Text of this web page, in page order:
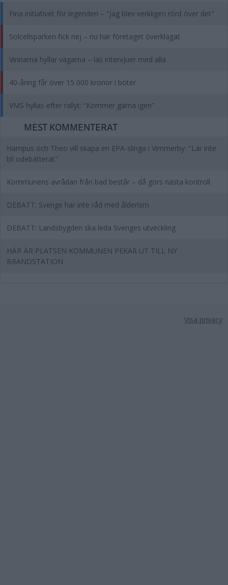
Fina initiativet för legenden – "Jag blev verkligen rörd över det"
Solcellsparken fick nej – nu har företaget överklagat
Vinnarna hyllar vägarna – läs intervjuer med alla
40-åring får över 15 000 kronor i böter
VMS hyllas efter rallyt: “Kommer gärna igen”
MEST KOMMENTERAT
Hampus och Theo vill skapa en EPA-slinga i Vimmerby: "Lär inte
bli odebatterat"
Kommunens avrådan från bad består – då görs nästa kontroll
DEBATT: Sverige har inte råd med ålderism
DEBATT: Landsbygden ska leda Sveriges utveckling
HÄR ÄR PLATSEN KOMMUNEN PEKAR UT TILL NY
BRANDSTATION
Visa privacy